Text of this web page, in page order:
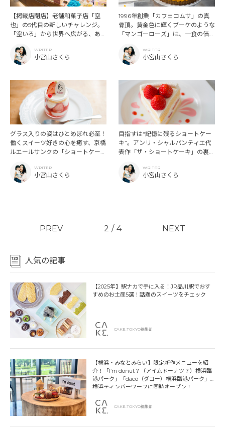
【掲載店閉店】老舗和菓子店「空
也」の5代目の新しいチャレンジ。
「空いろ」から世界へ広がる、あん
WRITER
小宮山さくら
1996年創業「カフェコムサ」の真
骨頂。黄金色に輝くブーケのような
「マンゴーローズ」は、一食の価値
WRITER
小宮山さくら
グラス入りの姿はひとめぼれ必至！
働くスイーツ好きの心を癒す、京橋
ルエールサンクの「ショートケー
WRITER
小宮山さくら
目指すは“記憶に残るショートケー
キ”。アンリ・シャルパンティエ代
表作「ザ・ショートケーキ」の裏
WRITER
小宮山さくら
PREV 2 / 4 NEXT
人気の記事
【2025年】駅ナカで手に入る！JR品川駅でおす
すめのお土産5選！話題のスイーツをチェック
CAKE.TOKYO編集部
【横浜・みなとみらい】限定新作メニューを紹
介！「I’m donut？（アイムドーナツ？）横浜臨
港パーク」「dacō（ダコー）横浜臨港パーク」
横浜ティンバーワーフに同時オープン！
CAKE.TOKYO編集部